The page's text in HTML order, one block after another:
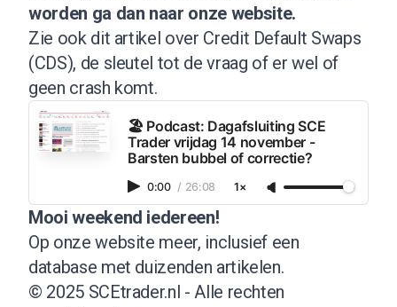
worden ga dan naar onze website.
Zie ook dit artikel over Credit Default Swaps
(CDS), de sleutel tot de vraag of er wel of
geen crash komt.
🏖️ Podcast: Dagafsluiting SCE
Trader vrijdag 14 november -
Barsten bubbel of correctie?
0:00 / 26:08 1×
Mooi weekend iedereen!
Op onze website meer, inclusief een
database met duizenden artikelen.
© 2025 SCEtrader.nl - Alle rechten